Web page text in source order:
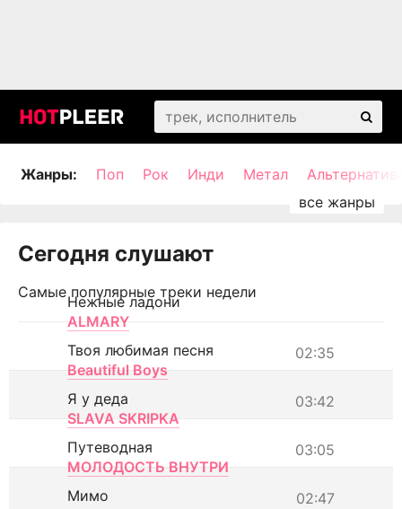
Жанры: Поп Рок Инди Метал
Сегодня слушают
Самые популярные треки недели
Нежные ладони
ALMARY
02:35
Твоя любимая песня
Beautiful Boys
03:42
Я у деда
SLAVA SKRIPKA
03:05
Путеводная
МОЛОДОСТЬ ВНУТРИ
02:47
Мимо